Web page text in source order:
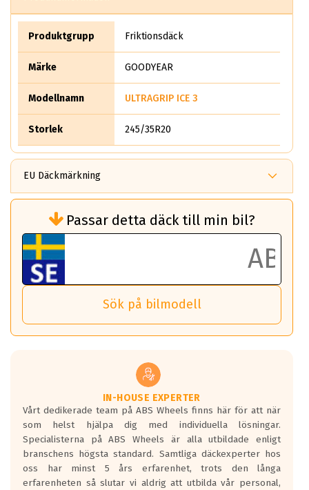
Produktgrupp Friktionsdäck
Märke GOODYEAR
Modellnamn ULTRAGRIP ICE 3
Storlek 245/35R20
EU Däckmärkning
bränsleförbrukningen)
Det ska vara en betygsskala från klass A
till G för rullmotstånd.
Ett klass A däck kommer ha 6,5% bättre
bränsleförbrukning än ett klass G däck.
Det betyder att om man kör 10,000 km,
så sparar man 50 liter bränsle med ett
vilken körstil du använder.
Våtgrepp egenskaper:
Betygsskalan är satt A till F. Där A påvisar
den kortaste bromssträckan och F är den
längsta.
Inga D eller G betyg delas ut för
personbilar och lätta lastbilar.
Passar detta däck till min bil?
Sök på bilmodell
IN-HOUSE EXPERTER
Vårt dedikerade team på ABS Wheels finns här för att när
som helst hjälpa dig med individuella lösningar.
Specialisterna på ABS Wheels är alla utbildade enligt
branschens högsta standard. Samtliga däckexperter hos
oss har minst 5 års erfarenhet, trots den långa
erfarenheten så slutar vi aldrig att utbilda vår personal,